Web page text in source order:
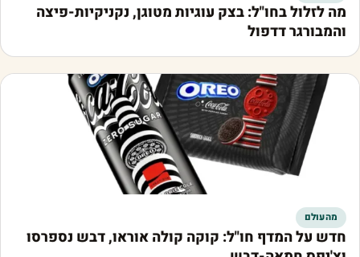
מה לזלול בחו"ל: בצק עוגיות מטוגן, נקניקיות-פיצה
והמבורגר דדפול
מהעולם
חדש על המדף חו"ל: קוקה קולה אוראו, דבש נספרסו